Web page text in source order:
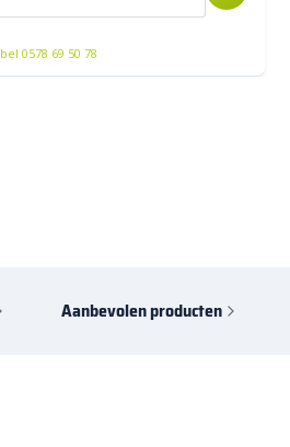
bel 0578 69 50 78
Aanbevolen producten